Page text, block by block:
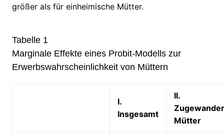
größer als für einheimische Mütter.
Tabelle 1
Marginale Effekte eines Probit-Modells zur
Erwerbswahrscheinlichkeit von Müttern
I.
Insgesamt
II.
Mütter